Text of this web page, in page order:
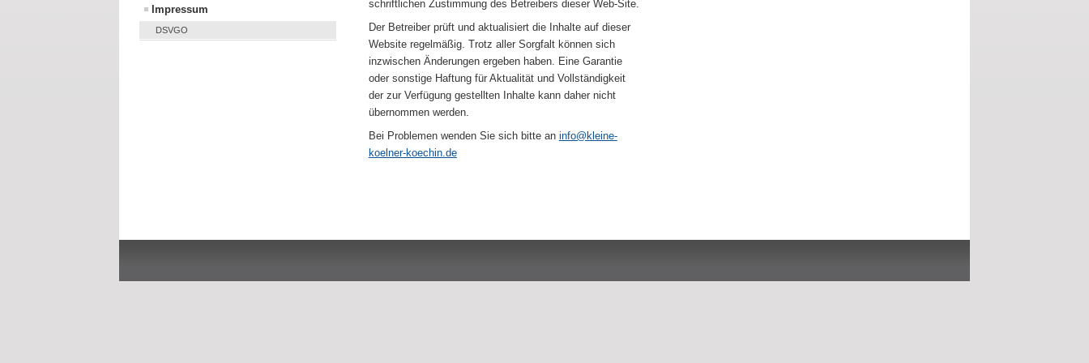
Impressum
DSVGO
schriftlichen Zustimmung des Betreibers dieser Web-Site.
Der Betreiber prüft und aktualisiert die Inhalte auf dieser
Website regelmäßig. Trotz aller Sorgfalt können sich
inzwischen Änderungen ergeben haben. Eine Garantie
oder sonstige Haftung für Aktualität und Vollständigkeit
der zur Verfügung gestellten Inhalte kann daher nicht
übernommen werden.
Bei Problemen wenden Sie sich bitte an info@kleine-
koelner-koechin.de